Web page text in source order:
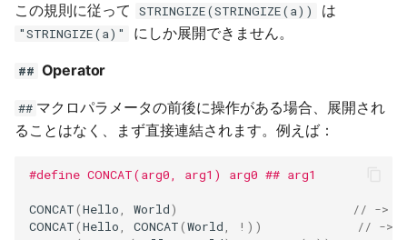
この規則に従って STRINGIZE(STRINGIZE(a)) は
"STRINGIZE(a)" にしか展開できません。
## Operator
## マクロパラメータの前後に操作がある場合、展開され
ることはなく、まず直接連結されます。例えば：
#define CONCAT(arg0, arg1) arg0 ## arg1
CONCAT(Hello World)
// ->
CONCAT(Hello CONCAT(World ! ))
// ->